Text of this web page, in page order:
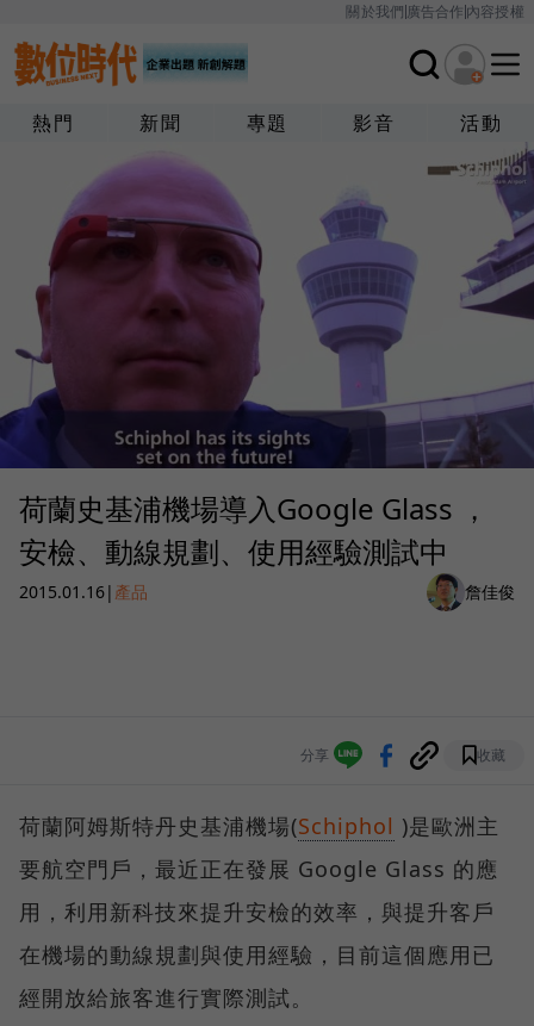
關於我們廣告合作內容授權
熱門 新聞 專題 影音 活動
荷蘭史基浦機場導入Google Glass ，
安檢、動線規劃、使用經驗測試中
2015.01.16| 產品 詹佳俊
分享 收藏
荷蘭阿姆斯特丹史基浦機場(Schiphol )是歐洲主
要航空門戶，最近正在發展 Google Glass 的應
用，利用新科技來提升安檢的效率，與提升客戶
在機場的動線規劃與使用經驗，目前這個應用已
經開放給旅客進行實際測試。